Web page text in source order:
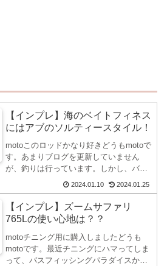
【インプレ】海のベイトフィネス
にはアブのソルティースタイル！
motoこのロッドかなり好きどうもmotoで
す。あまりブログを更新していません
が、釣りは行っています。しかし、バス
釣りではなくシーバスやチニング・メバ
リングなど海の釣りを最近多くなってき
ています。やっぱり冬でも釣れる魚の方
がいいですよね。バ...
2024.01.10 2024.01.25
【インプレ】ズームサファリ
765Lの使い心地は？？
motoチニング用に購入しましたどうも
motoです。最近チニングにハマってしま
って、バスフィッシングパラダイスから